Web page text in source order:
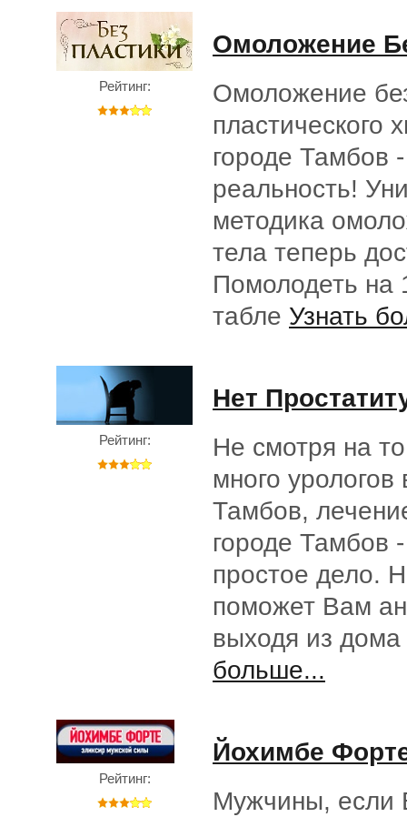
Рейтинг:
Омоложение
Омоложение
пластического
городе Тамбов
реальность!
методика
тела теперь
Помолодеть на
табле Узнать
Рейтинг:
Нет
Не смотря на
много урологов
Тамбов,
городе Тамбов
простое дело.
поможет Вам
выходя из
больше...
Рейтинг:
Йохимбе
Мужчины, если